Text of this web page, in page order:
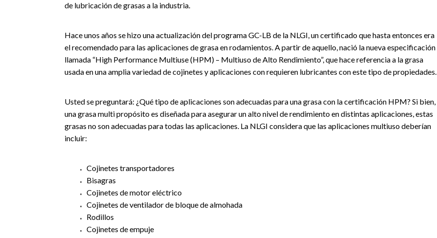
de lubricación de grasas a la industria.
Hace unos años se hizo una actualización del programa GC-LB de la NLGI, un certificado que hasta entonces era
el recomendado para las aplicaciones de grasa en rodamientos. A partir de aquello, nació la nueva especificación
llamada “High Performance Multiuse (HPM) – Multiuso de Alto Rendimiento”, que hace referencia a la grasa
usada en una amplia variedad de cojinetes y aplicaciones con requieren lubricantes con este tipo de propiedades.
Usted se preguntará: ¿Qué tipo de aplicaciones son adecuadas para una grasa con la certificación HPM? Si bien,
una grasa multi propósito es diseñada para asegurar un alto nivel de rendimiento en distintas aplicaciones, estas
grasas no son adecuadas para todas las aplicaciones. La NLGI considera que las aplicaciones multiuso deberían
incluir:
Cojinetes transportadores
Bisagras
Cojinetes de motor eléctrico
Cojinetes de ventilador de bloque de almohada
Rodillos
Cojinetes de empuje